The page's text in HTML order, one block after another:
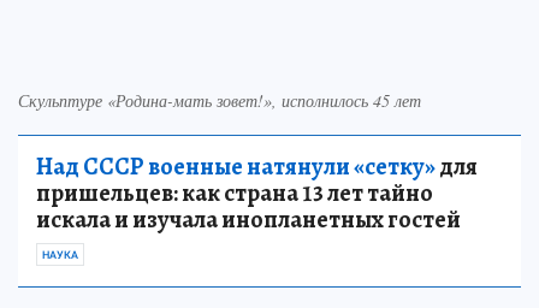
Скульптуре «Родина-мать зовет!», исполнилось 45 лет
Над СССР военные натянули «сетку»для
пришельцев: как страна 13 лет тайно
искала и изучала инопланетных гостей
НАУКА